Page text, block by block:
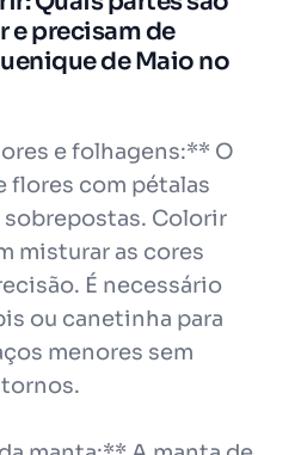
precisam de
de Maio no
e folhagens:** O
flores com pétalas
sobrepostas. Colorir
misturar as cores
É necessário
ou canetinha para
menores sem